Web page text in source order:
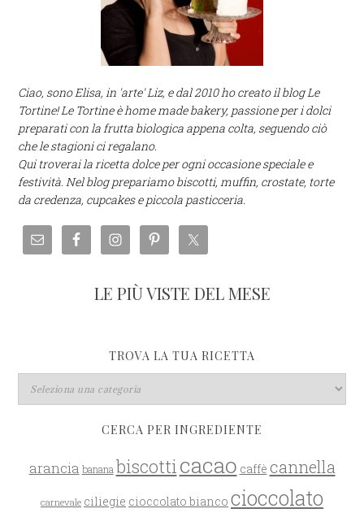
Ciao, sono Elisa, in 'arte' Liz, e dal 2010 ho creato il blog Le
Tortine! Le Tortine è home made bakery, passione per i dolci
preparati con la frutta biologica appena colta, seguendo ciò
che le stagioni ci regalano.
Qui troverai la ricetta dolce per ogni occasione speciale e
festività. Nel blog prepariamo biscotti, muffin, crostate, torte
da credenza, cupcakes e piccola pasticceria.
LE PIÙ VISTE DEL MESE
TROVA LA TUA RICETTA
CERCA PER INGREDIENTE
arancia banana biscotticacao caffè cannella
carnevale ciliegie cioccolato bianco cioccolato